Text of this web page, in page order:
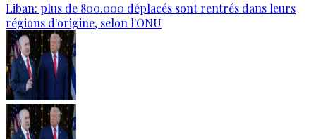
Liban: plus de 800.000 déplacés sont rentrés dans leurs
régions d'origine, selon l'ONU